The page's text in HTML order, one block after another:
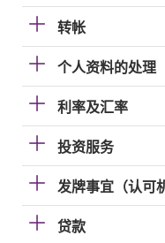
转帐
个人资料的处理
利率及汇率
投资服务
发牌事宜（认可
贷款